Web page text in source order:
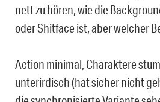
nett zu hören, wie die
oder Shitface ist, aber welcher
Action minimal, Charaktere
unterirdisch (hat sicher nicht